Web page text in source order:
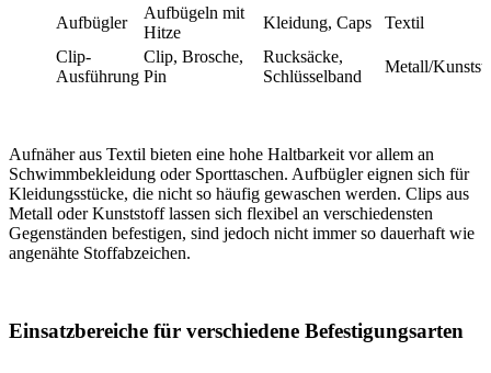
Aufbügler
Aufbügeln mit
Hitze
Kleidung, Caps
Textil
Clip-
Ausführung
Clip, Brosche,
Pin
Rucksäcke,
Schlüsselband
Metall/
Aufnäher aus Textil bieten eine hohe Haltbarkeit vor allem an
Schwimmbekleidung oder Sporttaschen. Aufbügler eignen sich für
Kleidungsstücke, die nicht so häufig gewaschen werden. Clips aus
Metall oder Kunststoff lassen sich flexibel an verschiedensten
Gegenständen befestigen, sind jedoch nicht immer so dauerhaft wie
angenähte Stoffabzeichen.
Einsatzbereiche für verschiedene Befestigungsarten